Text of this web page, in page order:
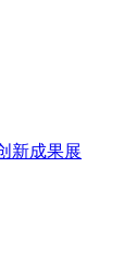
新成果展